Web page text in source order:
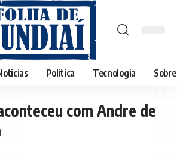
Politica Tecnologia
com Andre de